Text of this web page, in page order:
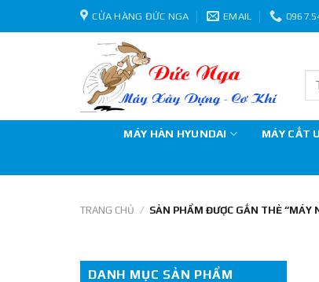
to
CỬA HÀNG ĐỨC NGA EMAIL
MÁY HÀN HYUNDAI MÁY CẮT
TRANG CHỦ / SẢN PHẨM ĐƯỢC GẮN THẺ “MÁY
DANH MỤC SẢN PHẨM